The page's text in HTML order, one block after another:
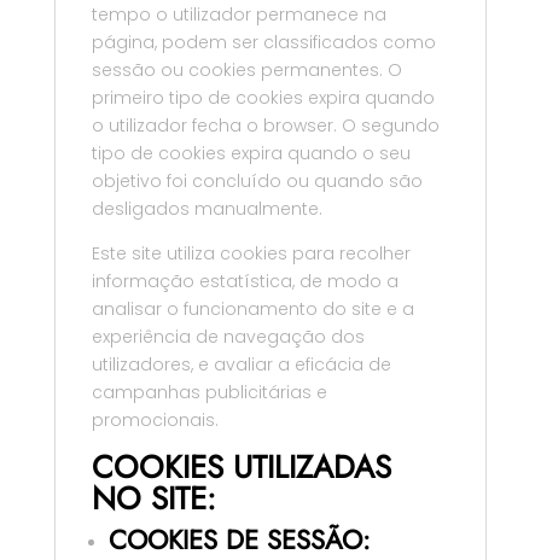
tempo o utilizador permanece na
página, podem ser classificados como
sessão ou cookies permanentes. O
primeiro tipo de cookies expira quando
o utilizador fecha o browser. O segundo
tipo de cookies expira quando o seu
objetivo foi concluído ou quando são
desligados manualmente.
Este site utiliza cookies para recolher
informação estatística, de modo a
analisar o funcionamento do site e a
experiência de navegação dos
utilizadores, e avaliar a eficácia de
campanhas publicitárias e
promocionais.
COOKIES UTILIZADAS
NO SITE:
COOKIES DE SESSÃO: